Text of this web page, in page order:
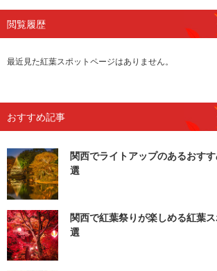
閲覧履歴
最近見た紅葉スポットページはありません。
おすすめ記事
関西でライトアップのあるおす
選
関西で紅葉祭りが楽しめる紅葉
選